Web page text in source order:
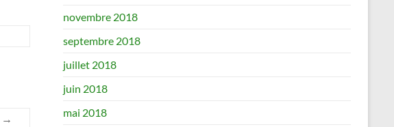
→
novembre 2018
septembre 2018
juillet 2018
juin 2018
mai 2018